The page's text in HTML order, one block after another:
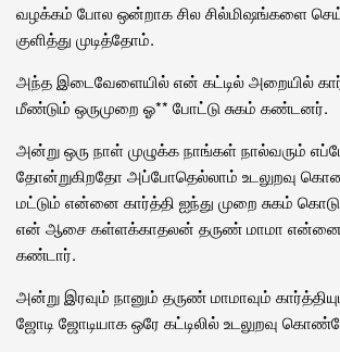
வழக்கம் போல ஒன்றாக சில சில்மிஷங்களை
குளித்து முடித்தோம்.
அந்த இடைவேளையில் என் கட்டில் அறையில்
மீண்டும் ஒருமுறை ஓ** போட்டு சுகம் கண்டனர்.
அன்று ஒரு நாள் முழுக்க நாங்கள் நால்வரும்
தோன்றுகிறதோ அப்போதெல்லாம் உடலுறவு
மட்டும் என்னை கார்த்தி ஐந்து முறை சுகம்
என் ஆசை கள்ளக்காதலன் தருண் மாமா என்னை
கண்டார்.
அன்று இரவும் நானும் தருண் மாமாவும்
ஜோடி ஜோடியாக ஒரே கட்டிலில் உடலுறவு